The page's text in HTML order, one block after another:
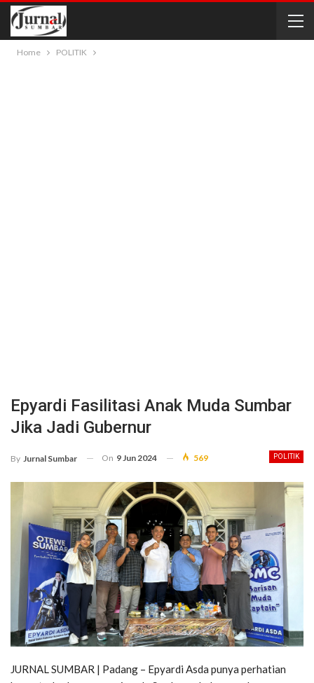
Home POLITIK
Epyardi Fasilitasi Anak Muda Sumbar
Jika Jadi Gubernur
POLITIK
By Jurnal Sumbar On 9 Jun 2024 569
JURNAL SUMBAR | Padang – Epyardi Asda punya perhatian